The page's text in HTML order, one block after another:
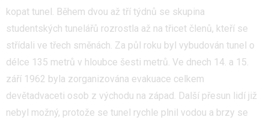
kopat tunel. Během dvou až tří týdnů se skupina
studentských tunelářů rozrostla až na třicet členů, kteří se
střídali ve třech směnách. Za půl roku byl vybudován tunel o
délce 135 metrů v hloubce šesti metrů. Ve dnech 14. a 15.
září 1962 byla zorganizována evakuace celkem
devětadvaceti osob z východu na západ. Další přesun lidí již
nebyl možný, protože se tunel rychle plnil vodou a brzy se